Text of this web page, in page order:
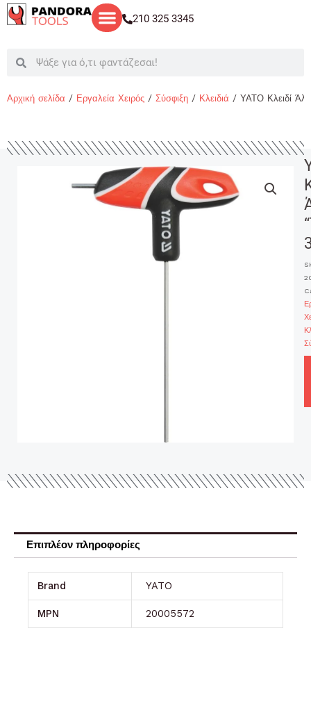
Μετάβαση
στο
210 325 3345
SearchSearch
Αρχική σελίδα / Εργαλεία Χειρός / Σύσφιξη / Κλειδιά / ΥΑΤΟ Κλειδί
Επιπλέον πληροφορίες
Brand YATO
MPN 20005572